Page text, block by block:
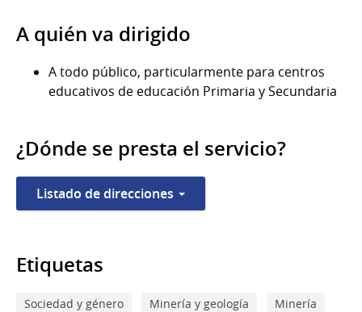
A quién va dirigido
A todo público, particularmente para centros
educativos de educación Primaria y Secundaria
¿Dónde se presta el servicio?
Listado de direcciones
Etiquetas
Sociedad y género Minería y geología
Minería